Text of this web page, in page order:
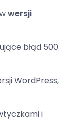
wersji
błąd 500
WordPress,
i